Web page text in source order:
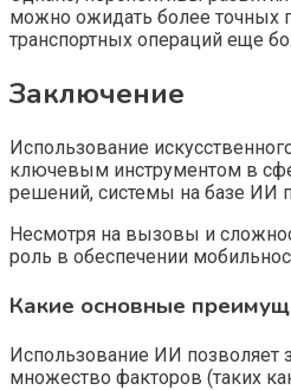
можно ожидать более точных
транспортных операций еще
Заключение
Использование
ключевым инструментом в
решений, системы на базе ИИ
Несмотря на вызовы и
роль в обеспечении
Какие основные
Использование ИИ позволяет
множество факторов (таких